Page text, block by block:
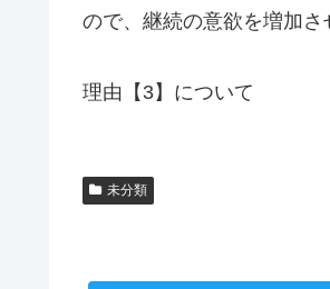
ので、継続の意欲を増加さ
理由【3】について
未分類